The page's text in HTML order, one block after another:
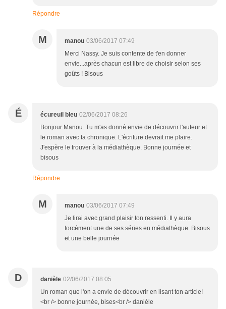
Répondre
M manou 03/06/2017 07:49
Merci Nassy. Je suis contente de t'en donner
envie...après chacun est libre de choisir selon ses
goûts ! Bisous
É écureuil bleu 02/06/2017 08:26
Bonjour Manou. Tu m'as donné envie de découvrir l'auteur et
le roman avec ta chronique. L'écriture devrait me plaire.
J'espère le trouver à la médiathèque. Bonne journée et
bisous
Répondre
M manou 03/06/2017 07:49
Je lirai avec grand plaisir ton ressenti. Il y aura
forcément une de ses séries en médiathèque. Bisous
et une belle journée
D danièle 02/06/2017 08:05
Un roman que l'on a envie de découvrir en lisant ton article!
<br /> bonne journée, bises<br /> danièle